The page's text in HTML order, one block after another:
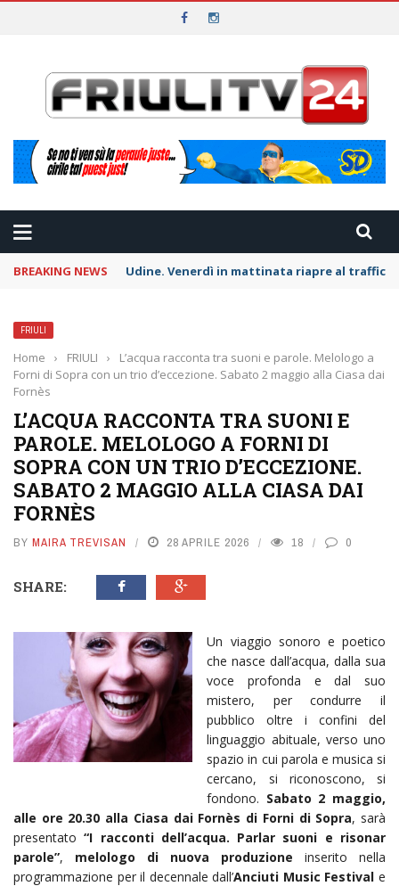
BREAKING NEWS Udine. Venerdì in mattinata riapre al traffico
FRIULI
Home › FRIULI ›
L’acqua racconta tra suoni e parole. Melologo a
Forni di Sopra con un trio d’eccezione. Sabato 2 maggio alla Ciasa dai
Fornès
L’ACQUA RACCONTA TRA SUONI E
PAROLE. MELOLOGO A FORNI DI
SOPRA CON UN TRIO D’ECCEZIONE.
SABATO 2 MAGGIO ALLA CIASA DAI
FORNÈS
BY MAIRA TREVISAN 28 APRILE 2026 18 0
SHARE:
Un viaggio sonoro e poetico
che nasce dall’acqua, dalla sua
voce profonda e dal suo
mistero, per condurre il
pubblico oltre i confini del
linguaggio abituale, verso uno
spazio in cui parola e musica si
cercano, si riconoscono, si
fondono. Sabato 2 maggio,
alle ore 20.30 alla Ciasa dai Fornès di Forni di Sopra, sarà
presentato“I racconti dell’acqua. Parlar suoni e risonar
parole”, melologo di nuova produzione inserito nella
programmazione per il decennale dall’Anciuti Music Festival e